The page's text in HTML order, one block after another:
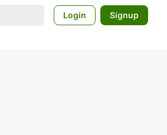
Login Signup